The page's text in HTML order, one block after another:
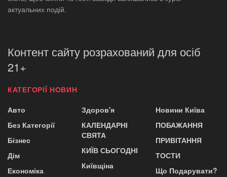
актуальних подій.
Контент сайту розрахований для осіб
21+
КАТЕГОРІЇ НОВИН
Авто
Без Категорії
Бізнес
Дім
Економіка
Здоров'я
КАЛЕНДАРНІ
СВЯТА
КИЇВ СЬОГОДНІ
Київщіна
Новини Київа
ПОБАЖАННЯ
ПРИВІТАННЯ
ТОСТИ
Що Подарувати?